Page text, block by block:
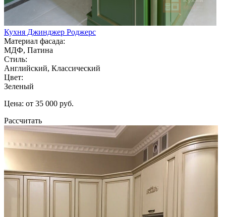
Кухня Джинджер Роджерс
Материал фасада:
МДФ, Патина
Стиль:
Английский, Классический
Цвет:
Зеленый
Цена: от 35 000 руб.
Рассчитать